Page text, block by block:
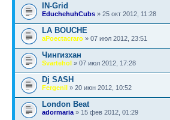
IN-Grid
EduchehuhCubs » 25 окт 2012, 11:28
LA BOUCHE
aPoectacraro » 07 июл 2012, 23:51
Чингизхан
Svartehol » 07 июл 2012, 17:28
Dj SASH
Fergenil » 20 июн 2012, 10:52
London Beat
adormaria » 15 фев 2012, 01:29